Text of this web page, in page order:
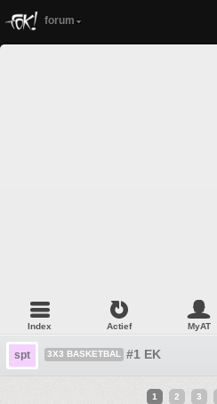
forum
Index Actief MyAT
spt 3X3 BASKETBAL #1 EK
1 2 3